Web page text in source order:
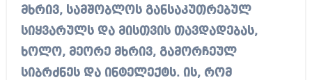
მხრივ, სამშობლოს განსაკუთრებულ
სიყვარულს და მისთვის თავდადებას,
ხოლო, მეორე მხრივ, გამორჩეულ
სიბრძნეს და ინტელექტს. ის, რომ